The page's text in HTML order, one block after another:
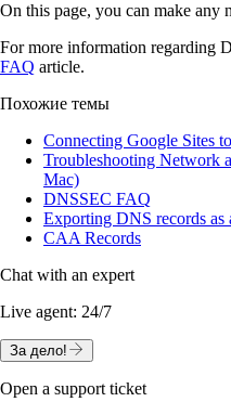
On this page, you can make any
For more information regarding
FAQ article.
Похожие темы
Connecting Google Sites
Troubleshooting Network
Mac)
DNSSEC FAQ
Exporting DNS records
CAA Records
Chat with an expert
Live agent: 24/7
За дело!
Open a support ticket